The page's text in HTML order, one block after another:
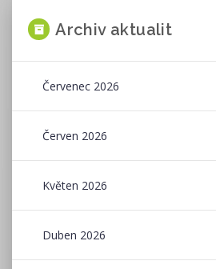
Archiv aktualit
Červenec 2026
Červen 2026
Květen 2026
Duben 2026